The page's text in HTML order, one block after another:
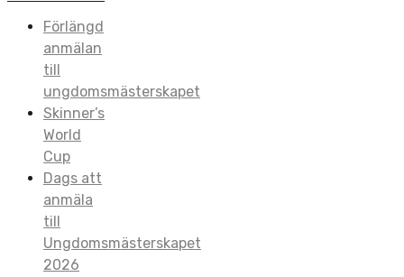
Förlängd
anmälan
till
ungdomsmästerskapet
Skinner’s
World
Cup
Dags att
anmäla
till
Ungdomsmästerskapet
2026